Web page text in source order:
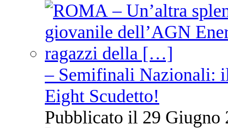
– Semifinali Nazionali:
Eight Scudetto!
Pubblicato il 29 Giugno